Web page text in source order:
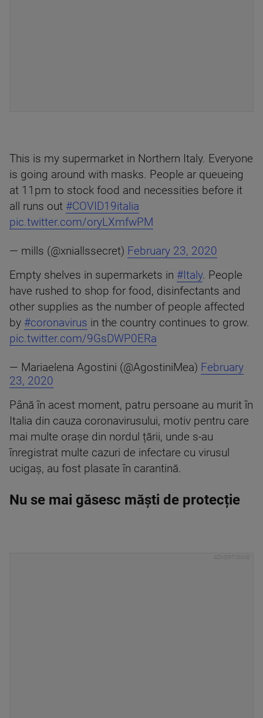
This is my supermarket in Northern Italy. Everyone
is going around with masks. People ar queueing
at 11pm to stock food and necessities before it
all runs out #COVID19italia
pic.twitter.com/oryLXmfwPM
— mills (@xniallssecret) February 23, 2020
Empty shelves in supermarkets in #Italy. People
have rushed to shop for food, disinfectants and
other supplies as the number of people affected
by #coronavirus in the country continues to grow.
pic.twitter.com/9GsDWP0ERa
— Mariaelena Agostini (@AgostiniMea) February
23, 2020
Până în acest moment, patru persoane au murit în
Italia din cauza coronavirusului, motiv pentru care
mai multe orașe din nordul țării, unde s-au
înregistrat multe cazuri de infectare cu virusul
ucigaș, au fost plasate în carantină.
Nu se mai găsesc măști de protecție